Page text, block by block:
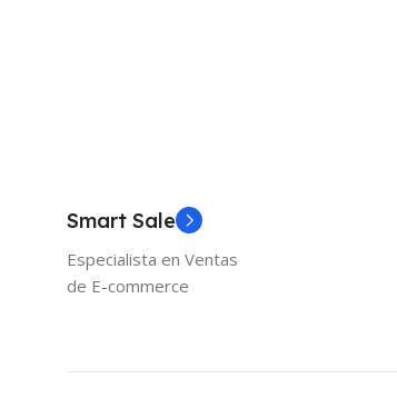
Smart Sale
Especialista en Ventas
de E-commerce